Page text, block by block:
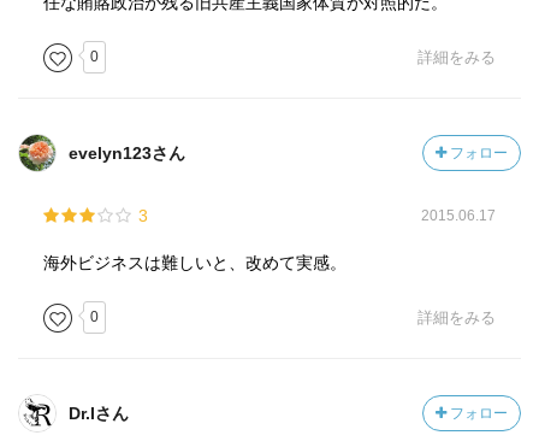
0 詳細をみる
evelyn123さん フォロー
3 2015.06.17
海外ビジネスは難しいと、改めて実感。
0 詳細をみる
Dr.Iさん フォロー